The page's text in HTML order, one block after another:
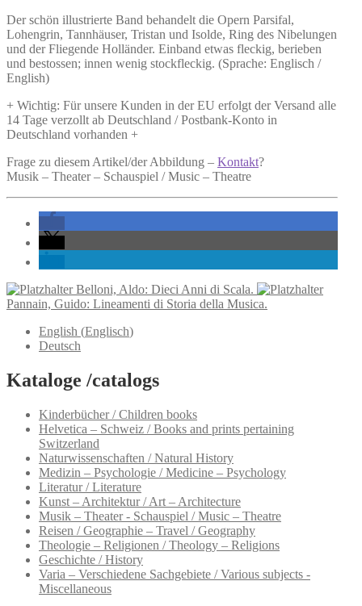
Der schön illustrierte Band behandelt die Opern Parsifal,
Lohengrin, Tannhäuser, Tristan und Isolde, Ring des Nibelungen
und der Fliegende Holländer. Einband etwas fleckig, berieben
und bestossen; innen wenig stockfleckig. (Sprache: Englisch /
English)
+ Wichtig: Für unsere Kunden in der EU erfolgt der Versand alle
14 Tage verzollt ab Deutschland / Postbank-Konto in
Deutschland vorhanden +
Frage zu diesem Artikel/der Abbildung – Kontakt?
Musik – Theater – Schauspiel / Music – Theatre
Belloni, Aldo: Dieci Anni di Scala.
Pannain, Guido: Lineamenti di Storia della Musica.
English (Englisch)
Deutsch
Kataloge /catalogs
Kinderbücher / Children books
Helvetica – Schweiz / Books and prints pertaining
Switzerland
Naturwissenschaften / Natural History
Medizin – Psychologie / Medicine – Psychology
Literatur / Literature
Kunst – Architektur / Art – Architecture
Musik – Theater - Schauspiel / Music – Theatre
Reisen / Geographie – Travel / Geography
Theologie – Religionen / Theology – Religions
Geschichte / History
Varia – Verschiedene Sachgebiete / Various subjects -
Miscellaneous